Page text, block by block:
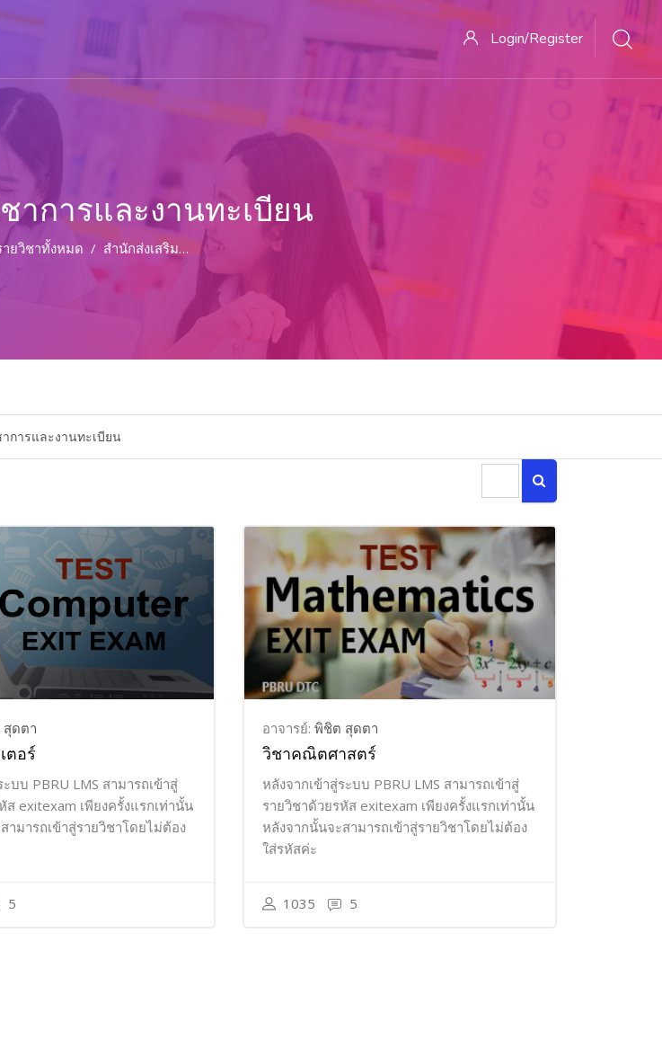
Login/Register
าการและงานทะเบียน
ายวิชาทั้งหมด สำนักส่งเสริมวิชาการและงานทะเบียน
ค้นหารายวิชา
ดตา
ตอร์
บบ PBRU LMS สามารถเข้าสู่
ส exitexam เพียงครั้งแรกเท่านั้น
ามารถเข้าสู่รายวิชาโดยไม่ต้อง
5
อาจารย์: พิชิต สุดตา
วิชาคณิตศาสตร์
หลังจากเข้าสู่ระบบ PBRU LMS สามารถเข้าสู่
รายวิชาด้วยรหัส exitexam เพียงครั้งแรกเท่านั้น
หลังจากนั้นจะสามารถเข้าสู่รายวิชาโดยไม่ต้อง
ใส่รหัสค่ะ
1035 5